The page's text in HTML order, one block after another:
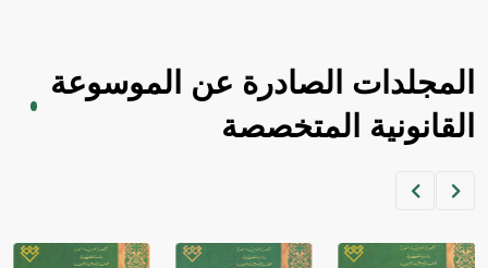
المجلدات الصادرة عن الموسوعة
القانونية المتخصصة